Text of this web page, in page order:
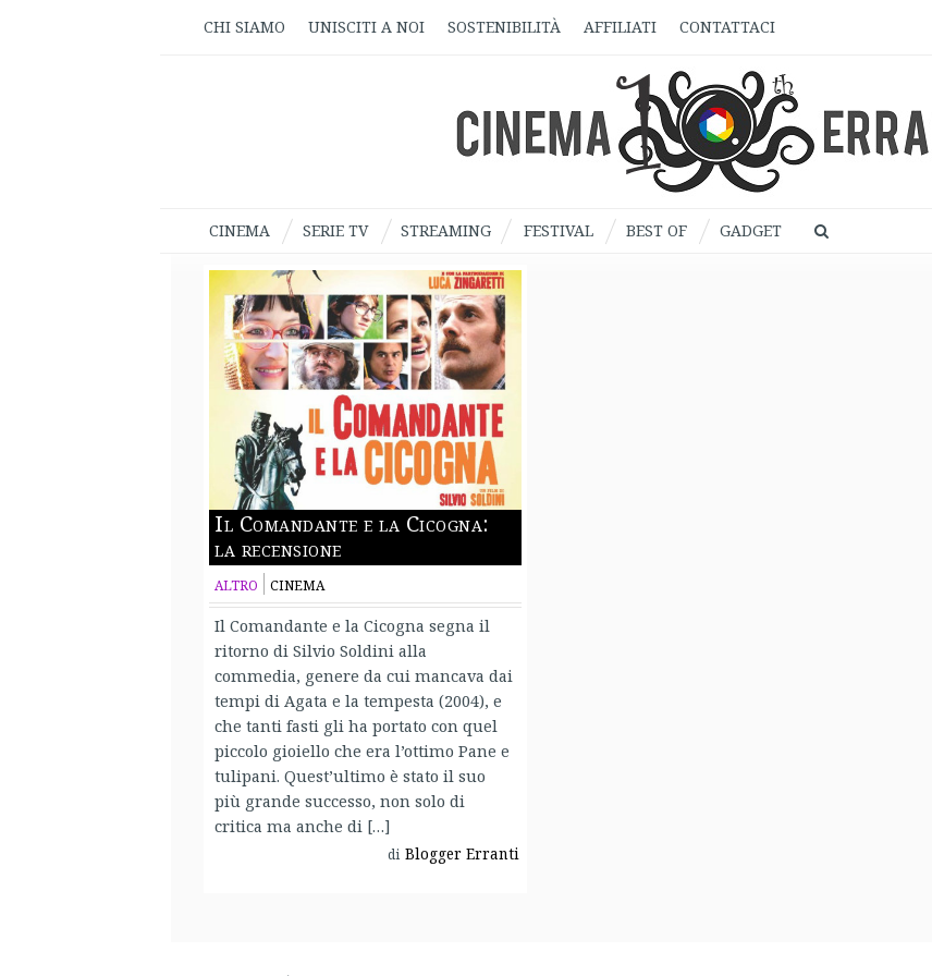
CHI SIAMO UNISCITI A NOI SOSTENIBILITÀ AFFILIATI CONTATTACI
CINEMA SERIE TV STREAMING FESTIVAL BEST OF GADGET
Il Comandante e la Cicogna:
la recensione
ALTRO CINEMA
Il Comandante e la Cicogna segna il
ritorno di Silvio Soldini alla
commedia, genere da cui mancava dai
tempi di Agata e la tempesta (2004), e
che tanti fasti gli ha portato con quel
piccolo gioiello che era l’ottimo Pane e
tulipani. Quest’ultimo è stato il suo
più grande successo, non solo di
critica ma anche di […]
di Blogger Erranti